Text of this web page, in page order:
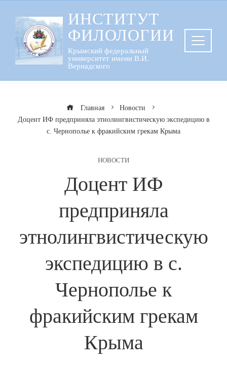
содержанию
ИНСТИТУТ
ФИЛОЛОГИИ
Крымский федеральный
университет имени В.И.
Вернадского
Главная
Новости
Доцент ИФ предприняла этнолингвистическую экспедицию в
с. Чернополье к фракийским грекам Крыма
НОВОСТИ
Доцент ИФ
предприняла
этнолингвистическую
экспедицию в с.
Чернополье к
фракийским грекам
Крыма